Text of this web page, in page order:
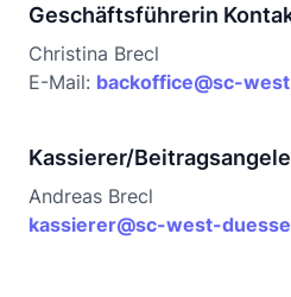
Geschäftsführerin
Christina Brecl
E-Mail: backoffice@sc-
Kassierer/
Andreas Brecl
kassierer@sc-west-